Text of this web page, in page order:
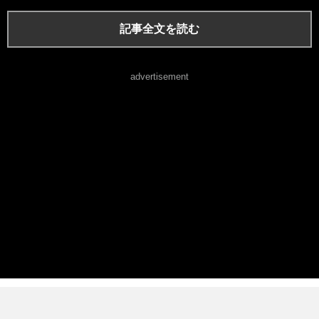
記事全文を読む
advertisement